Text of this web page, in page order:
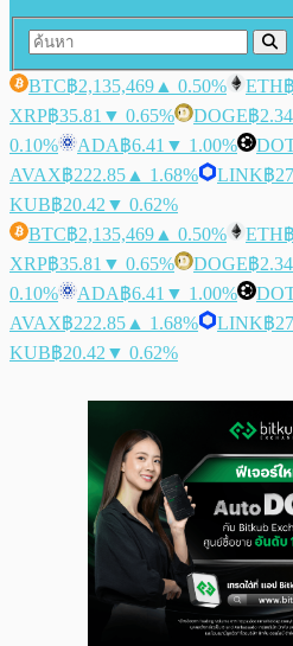
BTC฿2,135,469 ▲ 0.50% ETH
XRP฿35.81 ▼ 0.65% DOGE฿2.34
0.10%
ADA฿6.41 ▼ 1.00%
AVAX฿222.85 ▲ 1.68% LINK฿
KUB฿20.42 ▼ 0.62%
BTC฿2,135,469 ▲ 0.50% ETH
XRP฿35.81 ▼ 0.65% DOGE฿2.34
0.10%
ADA฿6.41 ▼ 1.00%
AVAX฿222.85 ▲ 1.68% LINK฿
KUB฿20.42 ▼ 0.62%